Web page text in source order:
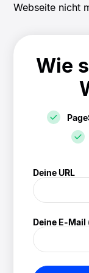
Webseite nicht
Wie
(/speedtest)
Deine URL
Deine E-